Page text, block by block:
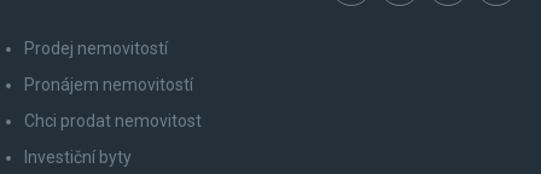
Prodej nemovitostí
Pronájem nemovitostí
Chci prodat nemovitost
Investiční byty